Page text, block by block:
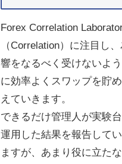
Forex Correlation
（Correlation）に注目し
響をなるべく受けないよ
に効率よくスワップを貯
えていきます。
できるだけ管理人が実験
運用した結果を報告して
ますが、あまり役に立た